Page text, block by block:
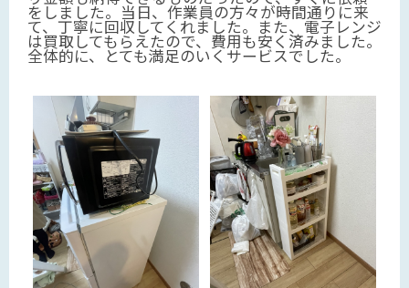
をしました。当日、作業員の方々が時間通りに来
て、丁寧に回収してくれました。また、電子レンジ
は買取してもらえたので、費用も安く済みました。
全体的に、とても満足のいくサービスでした。